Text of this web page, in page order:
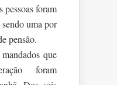
pessoas foram
uma por
pensão.
que
foram